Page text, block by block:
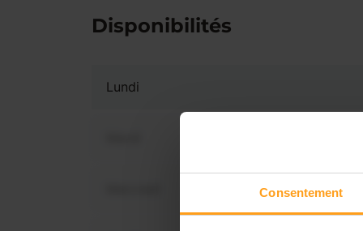
Consentement
Disponibilités
Lundi
Vous